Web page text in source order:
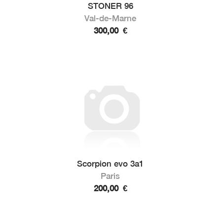
STONER 96
Val-de-Marne
300,00 €
Scorpion evo 3a1
Paris
200,00 €